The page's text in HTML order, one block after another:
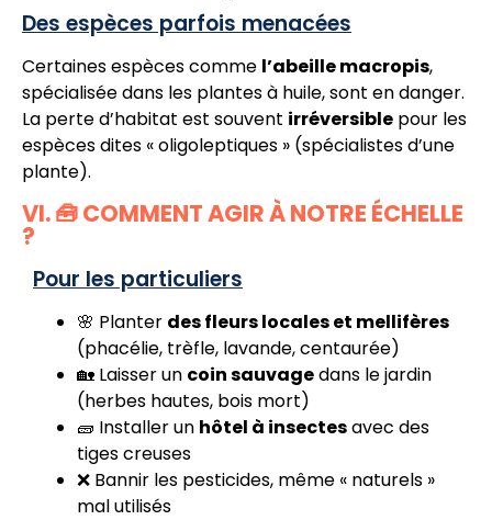
Des espèces parfois menacées
Certaines espèces comme l’abeille macropis,
spécialisée dans les plantes à huile, sont en danger.
La perte d’habitat est souvent irréversible pour les
espèces dites « oligoleptiques » (spécialistes d’une
plante).
VI. 🧰 COMMENT AGIR À NOTRE ÉCHELLE
?
Pour les particuliers
🌸 Planter des fleurs locales et mellifères
(phacélie, trèfle, lavande, centaurée)
🏡 Laisser un coin sauvagedans le jardin
(herbes hautes, bois mort)
🧱 Installer un hôtel à insectesavec des
tiges creuses
❌ Bannir les pesticides, même « naturels »
mal utilisés